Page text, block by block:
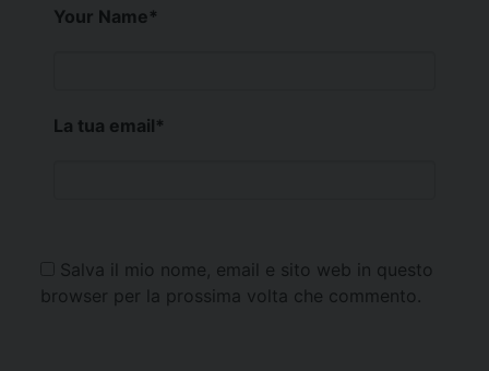
Your Name*
La tua email*
Salva il mio nome, email e sito web in questo
browser per la prossima volta che commento.